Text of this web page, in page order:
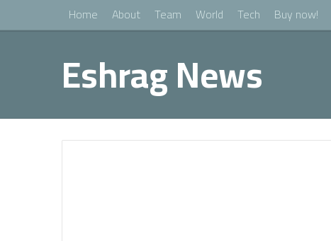
Home About Team World Tech Buy now!
Eshrag News